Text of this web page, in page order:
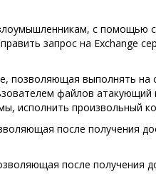
с помощью
запрос на Exchange
позволяющая выполнять на
файлов
исполнить произвольный
после получения
после получения